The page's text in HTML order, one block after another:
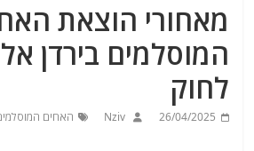
מאחורי הוצאת
המוסלמים בירדן
לחוק
26/04/2025
Nziv האחים